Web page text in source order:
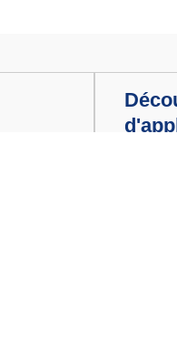
consistance du mortier